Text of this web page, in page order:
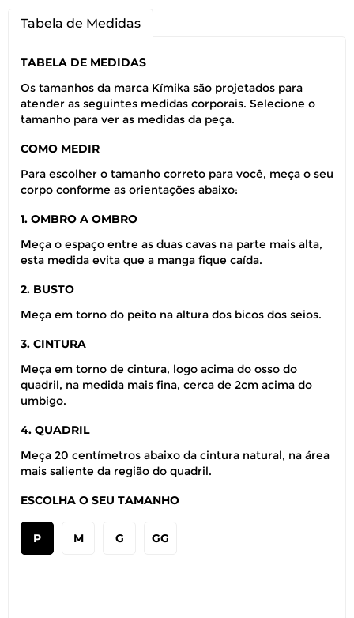
Tabela de Medidas
TABELA DE MEDIDAS
Os tamanhos da marca Kímika são projetados para
atender as seguintes medidas corporais. Selecione o
tamanho para ver as medidas da peça.
COMO MEDIR
Para escolher o tamanho correto para você, meça o seu
corpo conforme as orientações abaixo:
1. OMBRO A OMBRO
Meça o espaço entre as duas cavas na parte mais alta,
esta medida evita que a manga fique caída.
2. BUSTO
Meça em torno do peito na altura dos bicos dos seios.
3. CINTURA
Meça em torno de cintura, logo acima do osso do
quadril, na medida mais fina, cerca de 2cm acima do
umbigo.
4. QUADRIL
Meça 20 centímetros abaixo da cintura natural, na área
mais saliente da região do quadril.
ESCOLHA O SEU TAMANHO
P M G GG